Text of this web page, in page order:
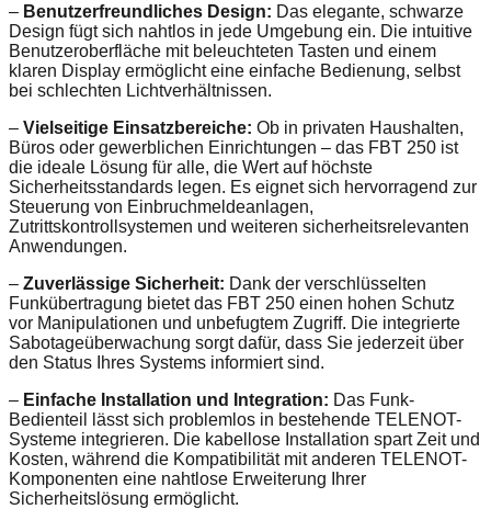
– Benutzerfreundliches Design: Das elegante, schwarze
Design fügt sich nahtlos in jede Umgebung ein. Die intuitive
Benutzeroberfläche mit beleuchteten Tasten und einem
klaren Display ermöglicht eine einfache Bedienung, selbst
bei schlechten Lichtverhältnissen.
– Vielseitige Einsatzbereiche: Ob in privaten Haushalten,
Büros oder gewerblichen Einrichtungen – das FBT 250 ist
die ideale Lösung für alle, die Wert auf höchste
Sicherheitsstandards legen. Es eignet sich hervorragend zur
Steuerung von Einbruchmeldeanlagen,
Zutrittskontrollsystemen und weiteren sicherheitsrelevanten
Anwendungen.
– Zuverlässige Sicherheit: Dank der verschlüsselten
Funkübertragung bietet das FBT 250 einen hohen Schutz
vor Manipulationen und unbefugtem Zugriff. Die integrierte
Sabotageüberwachung sorgt dafür, dass Sie jederzeit über
den Status Ihres Systems informiert sind.
– Einfache Installation und Integration: Das Funk-
Bedienteil lässt sich problemlos in bestehende TELENOT-
Systeme integrieren. Die kabellose Installation spart Zeit und
Kosten, während die Kompatibilität mit anderen TELENOT-
Komponenten eine nahtlose Erweiterung Ihrer
Sicherheitslösung ermöglicht.